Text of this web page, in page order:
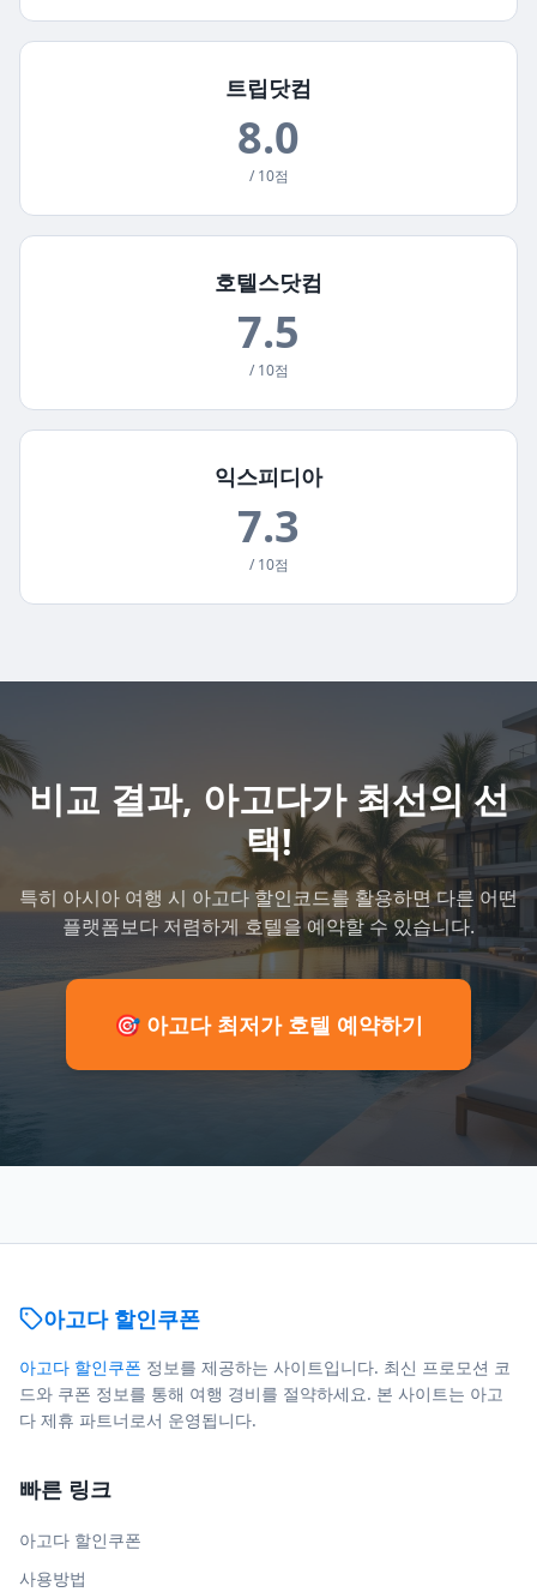
트립닷컴
8.0
/ 10점
호텔스닷컴
7.5
/ 10점
익스피디아
7.3
/ 10점
비교 결과, 아고다가 최선의 선
택!
특히 아시아 여행 시 아고다 할인코드를 활용하면 다른 어떤
플랫폼보다 저렴하게 호텔을 예약할 수 있습니다.
🎯 아고다 최저가 호텔 예약하기
아고다 할인쿠폰
아고다 할인쿠폰 정보를 제공하는 사이트입니다. 최신 프로모션 코
드와 쿠폰 정보를 통해 여행 경비를 절약하세요. 본 사이트는 아고
다 제휴 파트너로서 운영됩니다.
빠른 링크
아고다 할인쿠폰
사용방법